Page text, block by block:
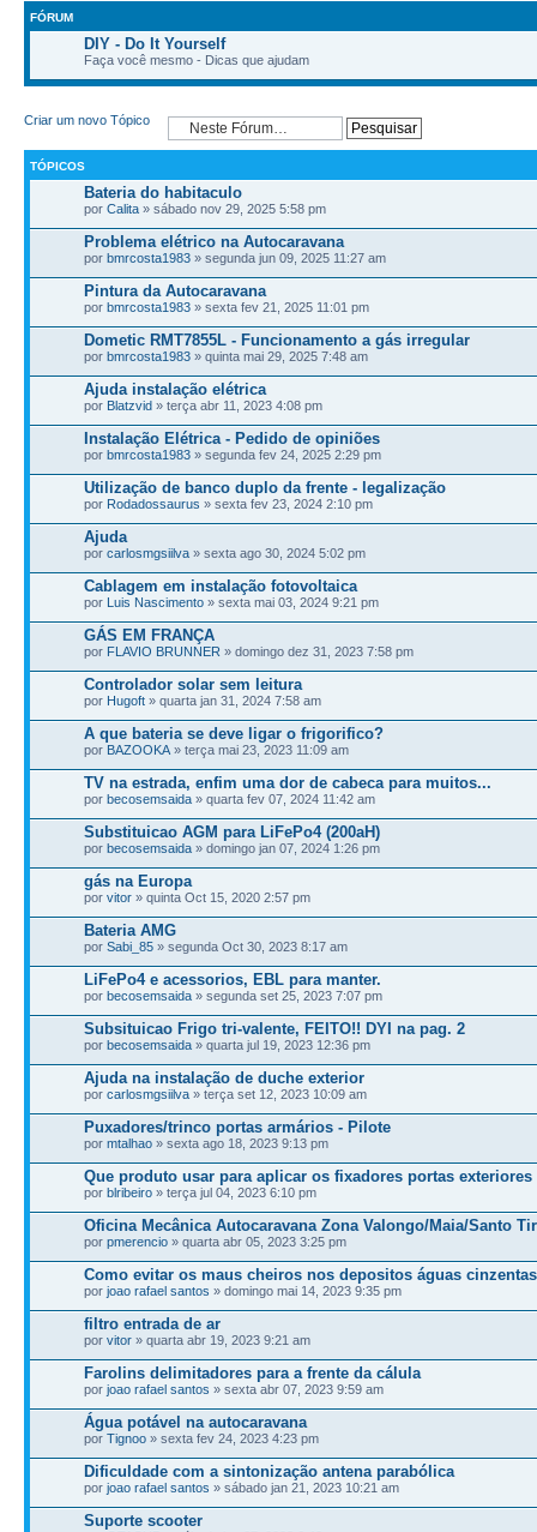
FÓRUM
DIY - Do It Yourself
Faça você mesmo - Dicas que ajudam
Criar um novo Tópico
TÓPICOS
Bateria do habitaculo
por Calita » sábado nov 29, 2025 5:58 pm
Problema elétrico na Autocaravana
por bmrcosta1983 » segunda jun 09, 2025 11:27 am
Pintura da Autocaravana
por bmrcosta1983 » sexta fev 21, 2025 11:01 pm
Dometic RMT7855L - Funcionamento a gás irregular
por bmrcosta1983 » quinta mai 29, 2025 7:48 am
Ajuda instalação elétrica
por Blatzvid » terça abr 11, 2023 4:08 pm
Instalação Elétrica - Pedido de opiniões
por bmrcosta1983 » segunda fev 24, 2025 2:29 pm
Utilização de banco duplo da frente - legalização
por Rodadossaurus » sexta fev 23, 2024 2:10 pm
Ajuda
por carlosmgsiilva » sexta ago 30, 2024 5:02 pm
Cablagem em instalação fotovoltaica
por Luis Nascimento » sexta mai 03, 2024 9:21 pm
GÁS EM FRANÇA
por FLAVIO BRUNNER » domingo dez 31, 2023 7:58 pm
Controlador solar sem leitura
por Hugoft » quarta jan 31, 2024 7:58 am
A que bateria se deve ligar o frigorifico?
por BAZOOKA » terça mai 23, 2023 11:09 am
TV na estrada, enfim uma dor de cabeca para muitos...
por becosemsaida » quarta fev 07, 2024 11:42 am
Substituicao AGM para LiFePo4 (200aH)
por becosemsaida » domingo jan 07, 2024 1:26 pm
gás na Europa
por vitor » quinta Oct 15, 2020 2:57 pm
Bateria AMG
por Sabi_85 » segunda Oct 30, 2023 8:17 am
LiFePo4 e acessorios, EBL para manter.
por becosemsaida » segunda set 25, 2023 7:07 pm
Subsituicao Frigo tri-valente, FEITO!! DYI na pag. 2
por becosemsaida » quarta jul 19, 2023 12:36 pm
Ajuda na instalação de duche exterior
por carlosmgsiilva » terça set 12, 2023 10:09 am
Puxadores/trinco portas armários - Pilote
por mtalhao » sexta ago 18, 2023 9:13 pm
Que produto usar para aplicar os fixadores portas exteriores
por blribeiro » terça jul 04, 2023 6:10 pm
Oficina Mecânica Autocaravana Zona Valongo/Maia/Santo
por pmerencio » quarta abr 05, 2023 3:25 pm
Como evitar os maus cheiros nos depositos águas cinzentas
por joao rafael santos » domingo mai 14, 2023 9:35 pm
filtro entrada de ar
por vitor » quarta abr 19, 2023 9:21 am
Farolins delimitadores para a frente da cálula
por joao rafael santos » sexta abr 07, 2023 9:59 am
Água potável na autocaravana
por Tignoo » sexta fev 24, 2023 4:23 pm
Dificuldade com a sintonização antena parabólica
por joao rafael santos » sábado jan 21, 2023 10:21 am
Suporte scooter